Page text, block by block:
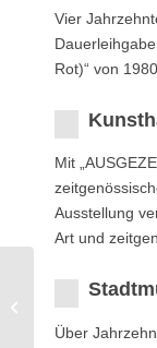
Vier
Rot)“ von
Mit
Ausstellung
Art und
Über
Hachmeister